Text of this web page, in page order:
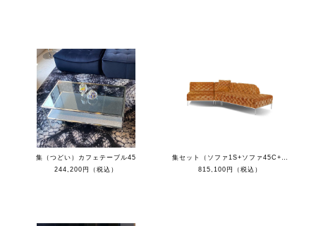
集（つどい）カフェテーブル45
244,200円（税込）
集セット（ソファ1S+ソファ45C+カウチR+クッション）
815,100円（税込）